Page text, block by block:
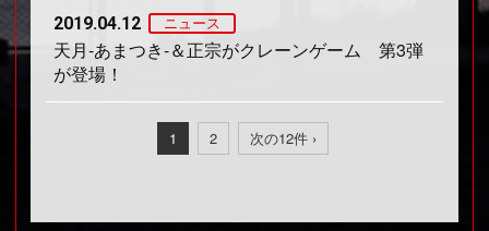
2019.04.12 ニュース
天月-あまつき-＆正宗がクレーンゲーム 第3弾
が登場！
1 2 次の12件 ›